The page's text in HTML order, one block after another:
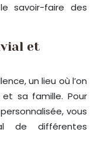
savoir-faire des
et
un lieu où l’on
sa famille. Pour
vous
de différentes